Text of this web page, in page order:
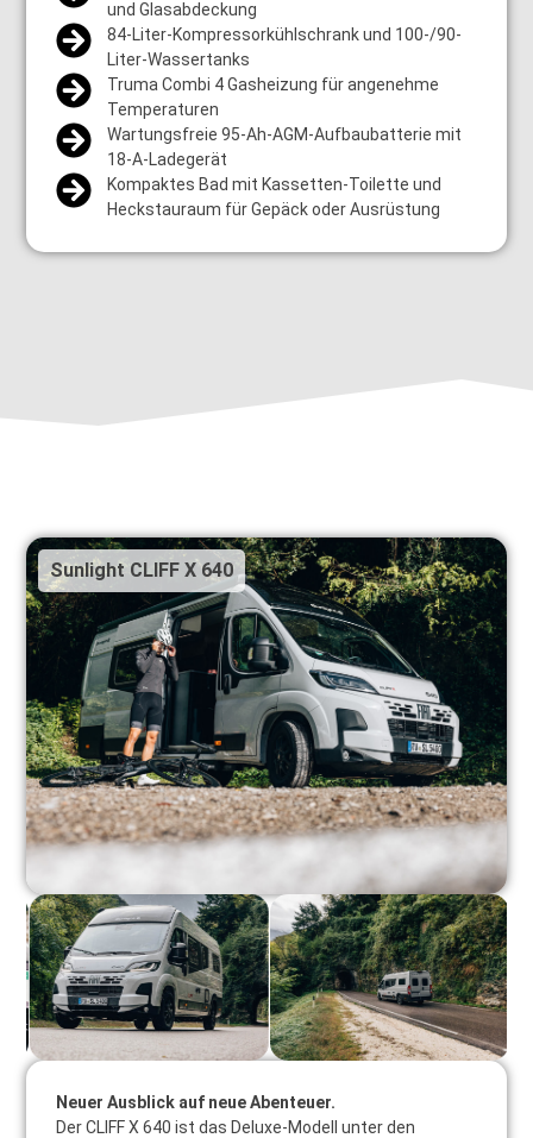
und Glasabdeckung
84-Liter-Kompressorkühlschrank und 100-/90-
Liter-Wassertanks
Truma Combi 4 Gasheizung für angenehme
Temperaturen
Wartungsfreie 95-Ah-AGM-Aufbaubatterie mit
18-A-Ladegerät
Kompaktes Bad mit Kassetten-Toilette und
Heckstauraum für Gepäck oder Ausrüstung
Neuer Ausblick auf neue Abenteuer.
Der CLIFF X 640 ist das Deluxe-Modell unter den
Sunlight CLIFF X 640